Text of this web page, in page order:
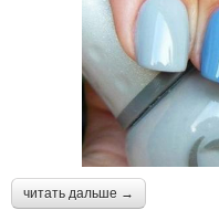
читать дальше →